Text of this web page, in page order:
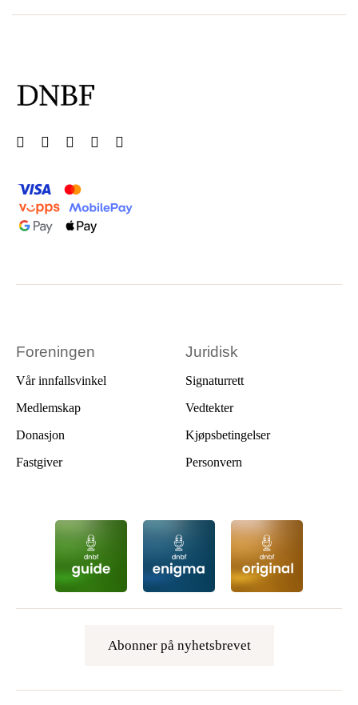
Foreningen
Vår innfallsvinkel
Medlemskap
Donasjon
Fastgiver
Juridisk
Signaturrett
Vedtekter
Kjøpsbetingelser
Personvern
Abonner på nyhetsbrevet